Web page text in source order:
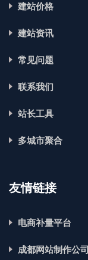
建站价格
建站资讯
常见问题
联系我们
站长工具
多城市聚合
友情链接
电商补量平台
成都网站制作公司